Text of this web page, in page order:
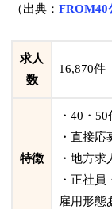
（出典：FROM40
求人
数
16,870件
特徴
・40・
・直接
・地方求
・正社
雇用形態